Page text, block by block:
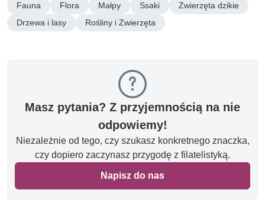
Fauna Flora Małpy Ssaki
Zwierzęta dzikie
Drzewa i lasy
Rośliny i Zwierzęta
Masz pytania? Z przyjemnością na nie
odpowiemy!
Niezależnie od tego, czy szukasz konkretnego znaczka,
czy dopiero zaczynasz przygodę z filatelistyką.
Napisz do nas